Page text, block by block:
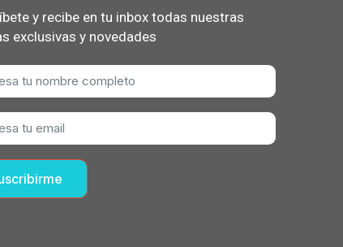
y recibe en tu inbox todas nuestras
exclusivas y novedades